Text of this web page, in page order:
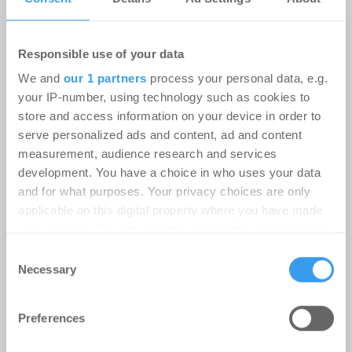
Responsible use of your data
We and our 1 partners process your personal data, e.g.
your IP-number, using technology such as cookies to
store and access information on your device in order to
serve personalized ads and content, ad and content
measurement, audience research and services
development. You have a choice in who uses your data
and for what purposes. Your privacy choices are only
applicable on this digital property where you have made
the Privacy trigger icon.
Find out more about how your personal data is processed
and set your preferences in the
Selection
Necessary
Preferences
Ditenso wird Partner von Planon für
die DACH-Region
PropTech- 16.07.2026
Gemeinsamer Fokus auf die Digitalisierung von